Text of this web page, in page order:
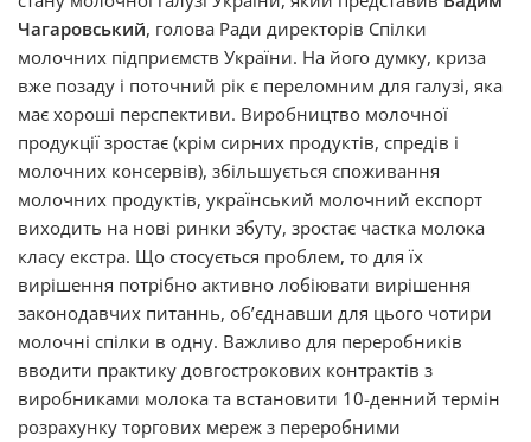
Чагаровський, голова Ради директорів Спілки
молочних підприємств України. На його думку, криза
вже позаду і поточний рік є переломним для галузі, яка
має хороші перспективи. Виробництво молочної
продукції зростає (крім сирних продуктів, спредів і
молочних консервів), збільшується споживання
молочних продуктів, український молочний експорт
виходить на нові ринки збуту, зростає частка молока
класу екстра. Що стосується проблем, то для їх
вирішення потрібно активно лобіювати вирішення
законодавчих питаннь, об’єднавши для цього чотири
молочні спілки в одну. Важливо для переробників
вводити практику довгострокових контрактів з
виробниками молока та встановити 10-денний термін
розрахунку торгових мереж з переробними